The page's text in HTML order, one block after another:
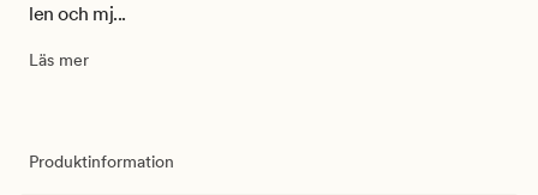
len och mj...
Läs mer
Produktinformation